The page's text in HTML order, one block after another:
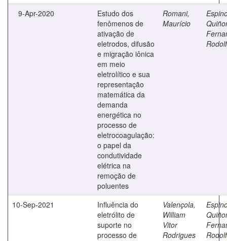
9-Apr-2020
Estudo dos
fenômenos de
ativação de
eletrodos, difusão
e migração iônica
em meio
eletrolítico e sua
representação
matemática da
demanda
energética no
processo de
eletrocoagulação:
o papel da
condutividade
elétrica na
remoção de
poluentes
Romani,
Maurício
10-Sep-2021
Influência do
eletrólito de
suporte no
processo de
Valençola,
William
Vitor
Rodrigues